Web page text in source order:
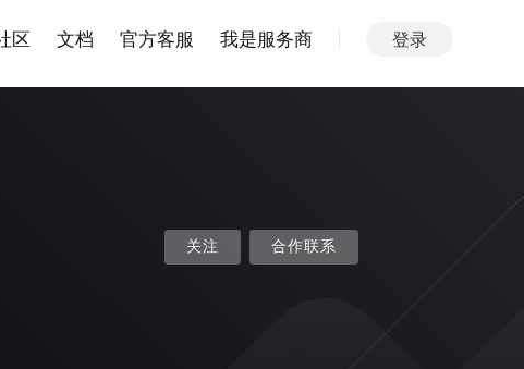
区 文档 官方客服 我是服务商 登录
关注 合作联系